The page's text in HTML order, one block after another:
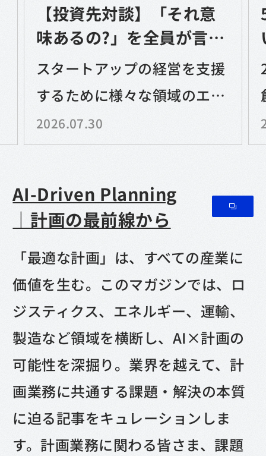
【投資先対談】「それ意
味あるの?」を全員が言い
合える会社
スタートアップの経営を支援
するために様々な領域のエキ
スパートである「スキルパー
トナー」を抱えて起業家
2026.07.30
AI-Driven Planning
｜計画の最前線から
「最適な計画」は、すべての産業に
価値を生む。このマガジンでは、ロ
ジスティクス、エネルギー、運輸、
製造など領域を横断し、AI×計画の
可能性を深掘り。 業界を越えて、計
画業務に共通する課題・解決の本質
に迫る記事をキュレーションしま
す。計画業務に関わる皆さま、課題